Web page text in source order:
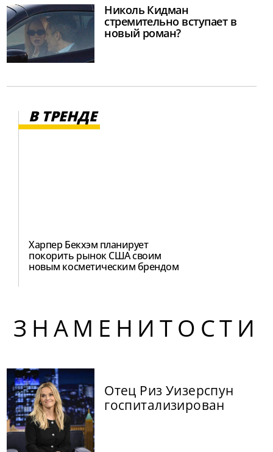
Николь Кидман
стремительно вступает в
новый роман?
В ТРЕНДЕ
Харпер Бекхэм планирует
покорить рынок США своим
новым косметическим брендом
ЗНАМЕНИТОСТИ
Отец Риз Уизерспун
госпитализирован